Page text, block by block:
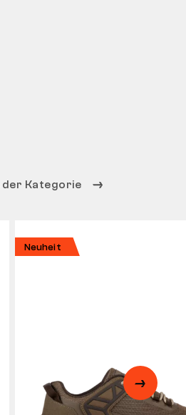
der Kategorie
Neuheit